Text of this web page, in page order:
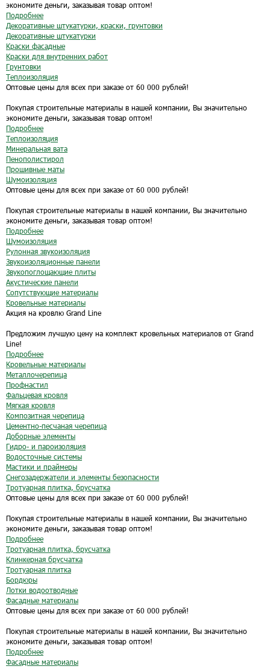
экономите деньги, заказывая товар оптом!
Подробнее
Декоративные штукатурки, краски, грунтовки
Декоративные штукатурки
Краски фасадные
Краски для внутренних работ
Грунтовки
Теплоизоляция
Оптовые цены для всех при заказе от 60 000 рублей!
Покупая строительные материалы в нашей компании, Вы значительно
экономите деньги, заказывая товар оптом!
Подробнее
Теплоизоляция
Минеральная вата
Пенополистирол
Прошивные маты
Шумоизоляция
Оптовые цены для всех при заказе от 60 000 рублей!
Покупая строительные материалы в нашей компании, Вы значительно
экономите деньги, заказывая товар оптом!
Подробнее
Шумоизоляция
Рулонная звукоизоляция
Звукоизоляционные панели
Звукопоглощающие плиты
Акустические панели
Сопутствующие материалы
Кровельные материалы
Акция на кровлю Grand Line
Предложим лучшую цену на комплект кровельных материалов от Grand
Line!
Подробнее
Кровельные материалы
Металлочерепица
Профнастил
Фальцевая кровля
Мягкая кровля
Композитная черепица
Цементно-песчаная черепица
Доборные элементы
Гидро- и пароизоляция
Водосточные системы
Мастики и праймеры
Снегозадержатели и элементы безопасности
Тротуарная плитка, брусчатка
Оптовые цены для всех при заказе от 60 000 рублей!
Покупая строительные материалы в нашей компании, Вы значительно
экономите деньги, заказывая товар оптом!
Подробнее
Тротуарная плитка, брусчатка
Клинкерная брусчатка
Тротуарная плитка
Бордюры
Лотки водоотводные
Фасадные материалы
Оптовые цены для всех при заказе от 60 000 рублей!
Покупая строительные материалы в нашей компании, Вы значительно
экономите деньги, заказывая товар оптом!
Подробнее
Фасадные материалы